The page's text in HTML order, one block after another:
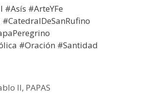
#Asís #ArteYFe
#Oración #Santidad
II, PAPAS